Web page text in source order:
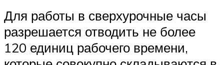
Для работы в сверхурочные часы
разрешается отводить не более
120 единиц рабочего времени,